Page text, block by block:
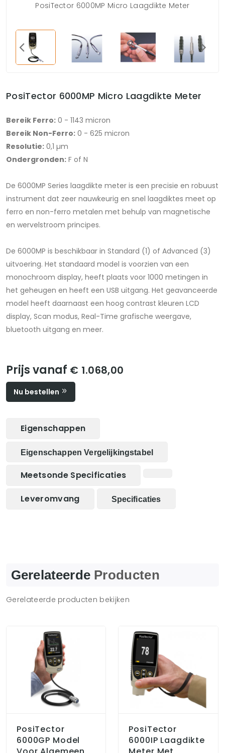
PosiTector 6000MP Micro Laagdikte Meter
PosiTector 6000MP Micro Laagdikte Meter
Bereik Ferro: 0 - 1143 micron
Bereik Non-Ferro: 0 - 625 micron
Resolutie: 0,1 µm
Ondergronden: F of N
De 6000MP Series laagdikte meter is een precisie en robuust
instrument dat zeer nauwkeurig en snel laagdiktes meet op
ferro en non-ferro metalen met behulp van magnetische
en wervelstroom principes.
De 6000MP is beschikbaar in Standard (1) of Advanced (3)
uitvoering. Het standaard model is voorzien van een
monochroom display, heeft plaats voor 1000 metingen in
het geheugen en heeft een USB uitgang. Het geavanceerde
model heeft daarnaast een hoog contrast kleuren LCD
display, Scan modus, Real-Time grafische weergave,
bluetooth uitgang en meer.
Prijs vanaf € 1.068,00
Nu bestellen
Eigenschappen
Eigenschappen Vergelijkingstabel
Meetsonde Specificaties
Leveromvang Specificaties
Gerelateerde Producten
Gerelateerde producten bekijken
PosiTector
6000GP Model
PosiTector
6000IP Laagdikte